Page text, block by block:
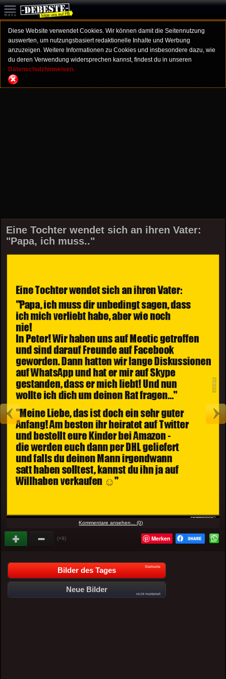
Diese Website verwendet Cookies. Wir können damit die Seitennutzung
auswerten, um nutzungsbasiert redaktionelle Inhalte und Werbung
anzuzeigen. Weitere Informationen zu Cookies und insbesondere dazu, wie
du deren Verwendung widersprechen kannst, findest du in unseren
Datenschutzhinweisen.
Eine Tochter wendet sich an ihren Vater:
"Papa, ich muss.."
Kommentare ansehen... (0)
(+9) Merken
Bilder des Tages Startseite
Neue Bilder
nicht moderiert